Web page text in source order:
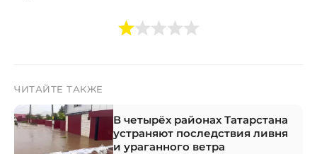
ЧИТАЙТЕ ТАКЖЕ
В четырёх районах Татарстана
устраняют последствия ливня
и ураганного ветра